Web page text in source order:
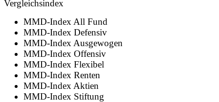
Vergleichsindex
MMD-Index All Fund
MMD-Index Defensiv
MMD-Index Ausgewogen
MMD-Index Offensiv
MMD-Index Flexibel
MMD-Index Renten
MMD-Index Aktien
MMD-Index Stiftung